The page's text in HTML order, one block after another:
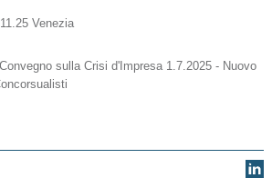
Venezia
sulla Crisi d'Impresa 1.7.2025 - Nuovo